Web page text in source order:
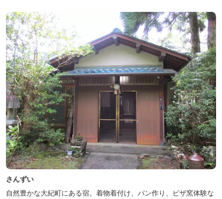
さんずい
自然豊かな大紀町にある宿。着物着付け、パン作り、ピザ窯体験な